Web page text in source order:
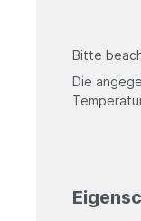
Bitte
Die